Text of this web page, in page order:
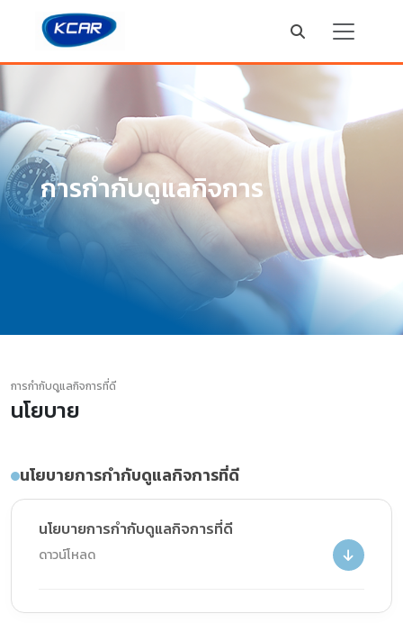
การกำกับดูแลกิจการ
การกำกับดูแลกิจการที่ดี
นโยบาย
นโยบายการกำกับดูแลกิจการที่ดี
นโยบายการกำกับดูแลกิจการที่ดี
ดาวน์โหลด